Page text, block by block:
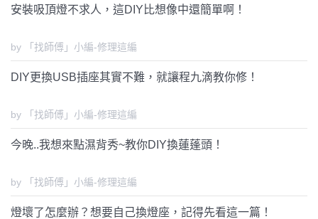
安裝吸頂燈不求人，這DIY比想像中還簡單啊！
by 「找師傅」小編-修理這編
DIY更換USB插座其實不難，就讓程九滴教你修！
by 「找師傅」小編-修理這編
今晚..我想來點濕背秀~教你DIY換蓮蓬頭！
by 「找師傅」小編-修理這編
燈壞了怎麼辦？想要自己換燈座，記得先看這一篇！